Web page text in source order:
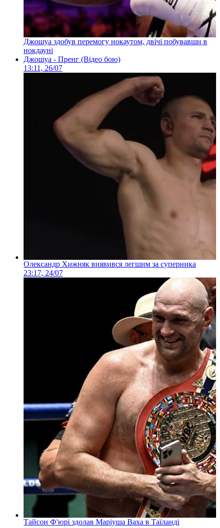
Джошуа здобув перемогу нокаутом, двічі побувавши в
нокдауні
Джошуа - Пренг (Відео бою)
13:11, 26/07
Олександр Хижняк виявився легшим за суперника
23:17, 24/07
Тайсон Ф'юрі здолав Маріуша Ваха в Таїланді